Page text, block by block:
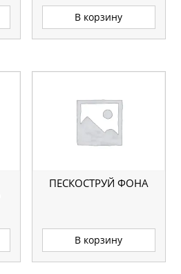
В корзину
ПЕСКОСТРУЙ ФОНА
В корзину